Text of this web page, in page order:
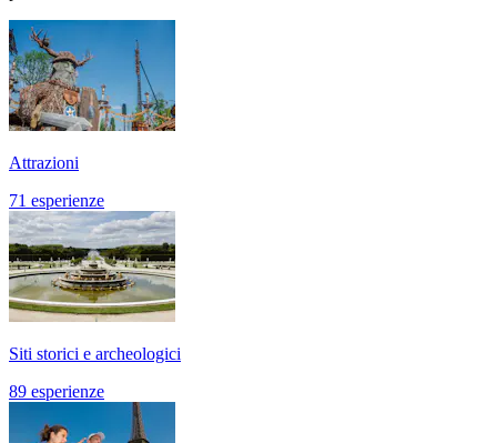
Attrazioni
71 esperienze
Siti storici e archeologici
89 esperienze